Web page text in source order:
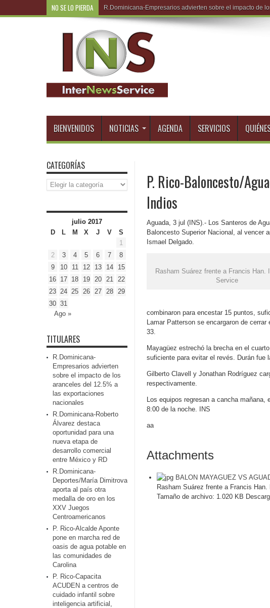
NO SE LO PIERDA R.Dominicana-
BIENVENIDOS NOTICIAS AGENDA SERVICIOS
P. Rico-Baloncesto/
Indios
Aguada, 3 jul (INS).- Los Santeros de
Baloncesto Superior Nacional, al vencer
Ismael Delgado.
Rasham Suárez frente a Francis Han.
Service
combinaron para encestar 15 puntos,
Lamar Patterson se encargaron de
33.
Mayagüez estrechó la brecha en el
suficiente para evitar el revés. Durán fue
Gilberto Clavell y Jonathan Rodríguez
respectivamente.
Los equipos regresan a cancha
8:00 de la noche. INS
aa
Attachments
BALON MAYAGUEZ VS
Rasham Suárez frente a Francis
Tamaño de archivo: 1.020 KB
CATEGORÍAS
Categorías
julio 2017
D
L M X J V
S
1
2
3 4 5 6 7
8
9
10 11 12 13 14
15
16 17 18 19 20 21
22
23 24 25 26 27 28
29
30 31
Ago »
TITULARES
R.Dominicana-
Empresarios advierten
sobre el impacto de los
aranceles del 12.5% a
las exportaciones
nacionales
R.Dominicana-Roberto
Álvarez destaca
oportunidad para una
nueva etapa de
desarrollo comercial
entre México y RD
R.Dominicana-
Deportes/María Dimitrova
aporta al país otra
medalla de oro en los
XXV Juegos
Centroamericanos
P. Rico-Alcalde Aponte
pone en marcha red de
oasis de agua potable en
las comunidades de
Carolina
P. Rico-Capacita
ACUDEN a centros de
cuidado infantil sobre
inteligencia artificial,